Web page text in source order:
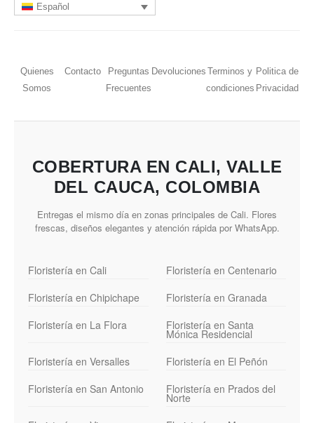
Español
Quienes
Somos
Contacto
Preguntas
Frecuentes
Devoluciones Terminos y
condiciones
Politica de
Privacidad
COBERTURA EN CALI, VALLE
DEL CAUCA, COLOMBIA
Entregas el mismo día en zonas principales de Cali. Flores
frescas, diseños elegantes y atención rápida por WhatsApp.
Floristería en Cali
Floristería en Centenario
Floristería en Chipichape
Floristería en Granada
Floristería en La Flora
Floristería en Santa
Mónica Residencial
Floristería en Versalles
Floristería en El Peñón
Floristería en San Antonio
Floristería en Prados del
Norte